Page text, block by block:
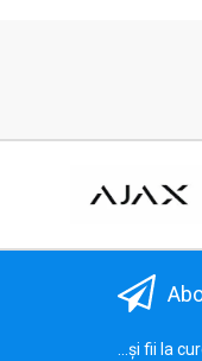
...și fii la